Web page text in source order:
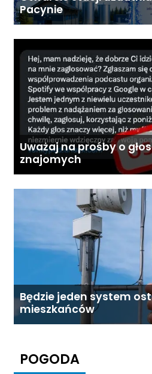
Pacynie
Uważaj na prośby o
znajomych
Będzie jeden system
mieszkańców
POGODA